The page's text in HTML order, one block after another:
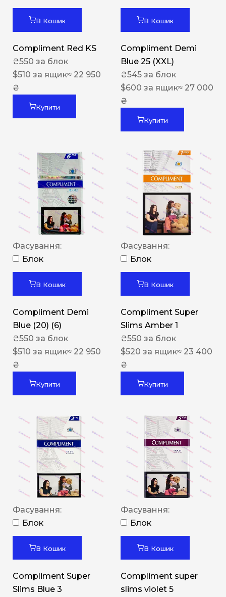
В Кошик
Compliment Red KS
₴550 за блок
$510 за ящик≈ 22 950
₴
Купити
В Кошик
Compliment Demi
Blue 25 (XXL)
₴545 за блок
$600 за ящик≈ 27 000
₴
Купити
Фасування:
Блок
В Кошик
Compliment Demi
Blue (20) (6)
₴550 за блок
$510 за ящик≈ 22 950
₴
Купити
Фасування:
Блок
В Кошик
Compliment Super
Slims Amber 1
₴550 за блок
$520 за ящик≈ 23 400
₴
Купити
Фасування:
Блок
В Кошик
Compliment Super
Slims Blue 3
Фасування:
Блок
В Кошик
Compliment super
slims violet 5